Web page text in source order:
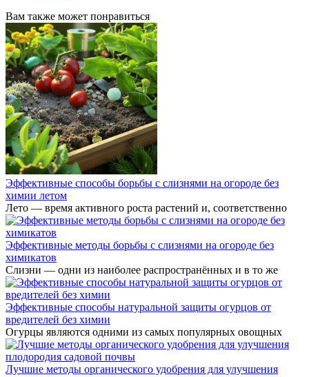
Вам также может понравиться
Эффективные способы борьбы с слизнями на огороде без
химии летом
Лето — время активного роста растений и, соответственно
Эффективные методы борьбы с слизнями на огороде без
химикатов
Слизни — одни из наиболее распространённых и в то же
Эффективные способы натуральной защиты огурцов от
вредителей без химии
Огурцы являются одними из самых популярных овощных
Лучшие методы органического удобрения для улучшения